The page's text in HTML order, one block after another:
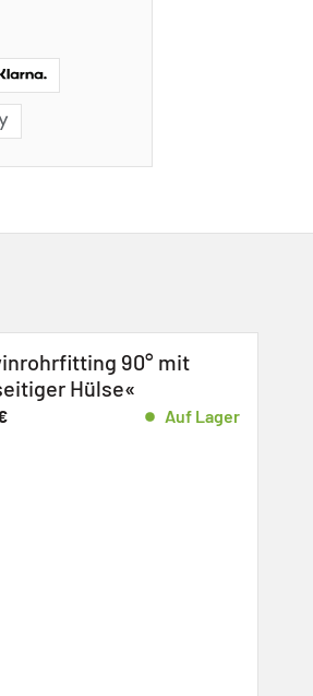
»Einsteckfitting zweiseitig
Twinrohrheizsystem«